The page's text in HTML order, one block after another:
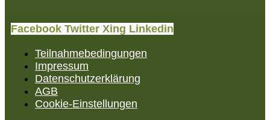
Facebook Twitter Xing Linkedin
Teilnahmebedingungen
Impressum
Datenschutzerklärung
AGB
Cookie-Einstellungen